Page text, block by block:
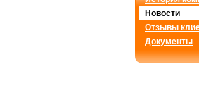
Новости
Отзывы
Документы